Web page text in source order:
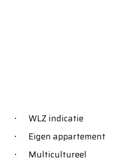
WLZ indicatie
Eigen appartement
Multicultureel